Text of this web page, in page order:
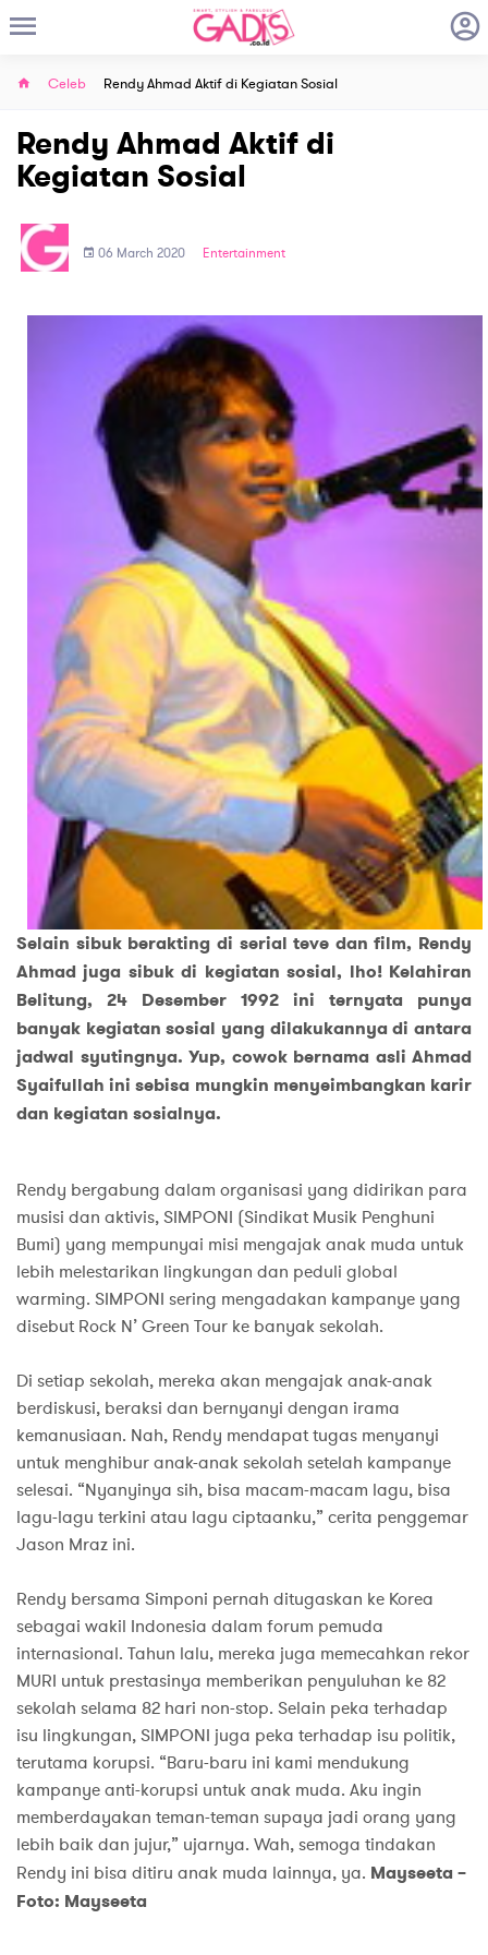
Celeb Rendy Ahmad Aktif di Kegiatan Sosial
Rendy Ahmad Aktif di
Kegiatan Sosial
06 March 2020 Entertainment
Selain sibuk berakting di serial teve dan film, Rendy
Ahmad juga sibuk di kegiatan sosial, lho! Kelahiran
Belitung, 24 Desember 1992 ini ternyata punya
banyak kegiatan sosial yang dilakukannya di antara
jadwal syutingnya. Yup, cowok bernama asli Ahmad
Syaifullah ini sebisa mungkin menyeimbangkan karir
dan kegiatan sosialnya.
Rendy bergabung dalam organisasi yang didirikan para
musisi dan aktivis, SIMPONI (Sindikat Musik Penghuni
Bumi) yang mempunyai misi mengajak anak muda untuk
lebih melestarikan lingkungan dan peduli global
warming. SIMPONI sering mengadakan kampanye yang
disebut Rock N’ Green Tour ke banyak sekolah.
Di setiap sekolah, mereka akan mengajak anak-anak
berdiskusi, beraksi dan bernyanyi dengan irama
kemanusiaan. Nah, Rendy mendapat tugas menyanyi
untuk menghibur anak-anak sekolah setelah kampanye
selesai. “Nyanyinya sih, bisa macam-macam lagu, bisa
lagu-lagu terkini atau lagu ciptaanku,” cerita penggemar
Jason Mraz ini.
Rendy bersama Simponi pernah ditugaskan ke Korea
sebagai wakil Indonesia dalam forum pemuda
internasional. Tahun lalu, mereka juga memecahkan rekor
MURI untuk prestasinya memberikan penyuluhan ke 82
sekolah selama 82 hari non-stop. Selain peka terhadap
isu lingkungan, SIMPONI juga peka terhadap isu politik,
terutama korupsi. “Baru-baru ini kami mendukung
kampanye anti-korupsi untuk anak muda. Aku ingin
memberdayakan teman-teman supaya jadi orang yang
lebih baik dan jujur,” ujarnya. Wah, semoga tindakan
Rendy ini bisa ditiru anak muda lainnya, ya. Mayseeta –
Foto: Mayseeta